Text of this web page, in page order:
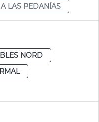
LAS PEDANÍAS
NORD